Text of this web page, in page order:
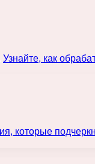
Узнайте, как
которые